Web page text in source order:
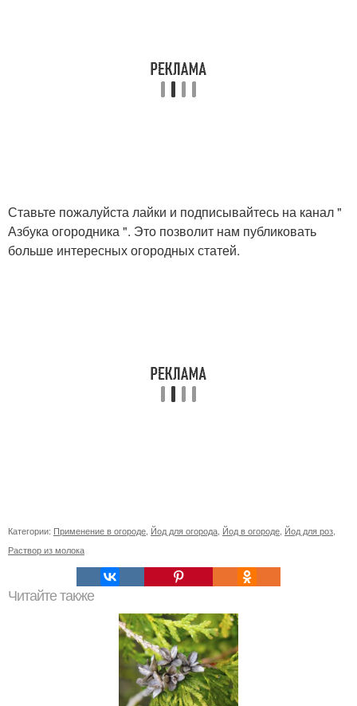
Ставьте пожалуйста лайки и подписывайтесь на канал "
Азбука огородника ". Это позволит нам публиковать
больше интересных огородных статей.
Категории: Применение в огороде Йод для огорода Йод в огороде Йод для роз
Раствор из молока
Читайте также